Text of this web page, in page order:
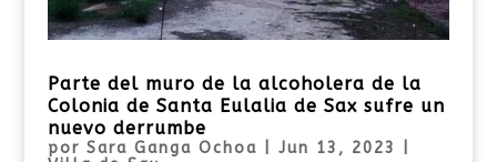
Parte del muro de la alcoholera de la
Colonia de Santa Eulalia de Sax sufre un
nuevo derrumbe
por Sara Ganga Ochoa Jun 13, 2023